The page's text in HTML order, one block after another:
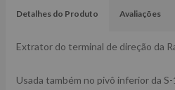
Detalhes do Produto Avaliações
Extrator do terminal de direção da
Usada também no pivô inferior da S-